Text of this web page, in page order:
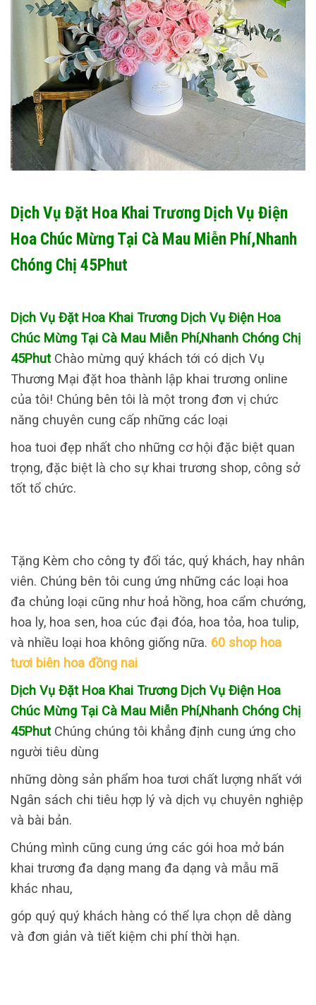
Dịch Vụ Đặt Hoa Khai Trương Dịch Vụ Điện
Hoa Chúc Mừng Tại Cà Mau Miễn Phí,Nhanh
Chóng Chị 45Phut
Dịch Vụ Đặt Hoa Khai Trương Dịch Vụ Điện Hoa
Chúc Mừng Tại Cà Mau Miễn Phí,Nhanh Chóng Chị
45Phut Chào mừng quý khách tới có dịch Vụ
Thương Mại đặt hoa thành lập khai trương online
của tôi! Chúng bên tôi là một trong đơn vị chức
năng chuyên cung cấp những các loại
hoa tuoi đẹp nhất cho những cơ hội đặc biệt quan
trọng, đặc biệt là cho sự khai trương shop, công sở
tốt tổ chức.
Tặng Kèm cho công ty đối tác, quý khách, hay nhân
viên. Chúng bên tôi cung ứng những các loại hoa
đa chủng loại cũng như hoả hồng, hoa cẩm chướng,
hoa ly, hoa sen, hoa cúc đại đóa, hoa tỏa, hoa tulip,
và nhiều loại hoa không giống nữa. 60 shop hoa
tươi biên hoa đồng nai
Dịch Vụ Đặt Hoa Khai Trương Dịch Vụ Điện Hoa
Chúc Mừng Tại Cà Mau Miễn Phí,Nhanh Chóng Chị
45Phut Chúng chúng tôi khẳng định cung ứng cho
người tiêu dùng
những dòng sản phẩm hoa tươi chất lượng nhất với
Ngân sách chi tiêu hợp lý và dịch vụ chuyên nghiệp
và bài bản.
Chúng mình cũng cung ứng các gói hoa mở bán
khai trương đa dạng mang đa dạng và mẫu mã
khác nhau,
góp quý quý khách hàng có thể lựa chọn dễ dàng
và đơn giản và tiết kiệm chi phí thời hạn.